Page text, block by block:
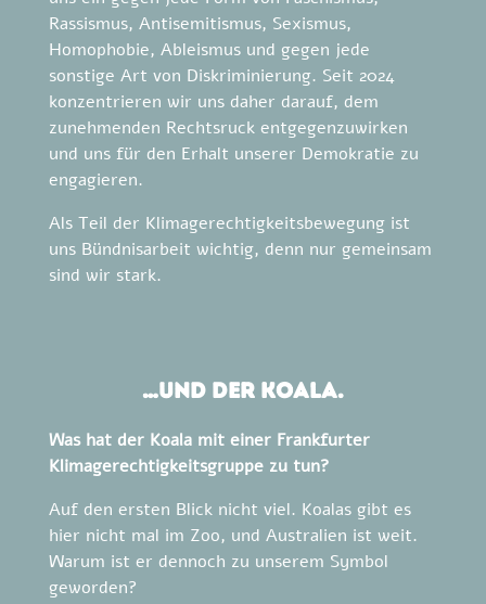
Rassismus, Antisemitismus, Sexismus,
Homophobie, Ableismus und gegen jede
sonstige Art von Diskriminierung. Seit 2024
konzentrieren wir uns daher darauf, dem
zunehmenden Rechtsruck entgegenzuwirken
und uns für den Erhalt unserer Demokratie zu
engagieren.
Als Teil der Klimagerechtigkeitsbewegung ist
uns Bündnisarbeit wichtig, denn nur gemeinsam
sind wir stark.
…und der Koala.
Was hat der Koala mit einer Frankfurter
Klimagerechtigkeitsgruppe zu tun?
Auf den ersten Blick nicht viel. Koalas gibt es
hier nicht mal im Zoo, und Australien ist weit.
Warum ist er dennoch zu unserem Symbol
geworden?